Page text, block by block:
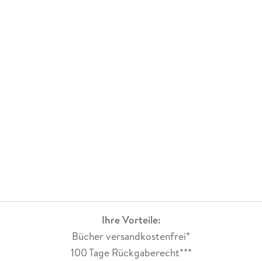
Ihre Vorteile:
Bücher versandkostenfrei*
100 Tage Rückgaberecht***